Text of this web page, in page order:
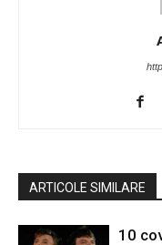
ARTICOLE SIMILARE
10